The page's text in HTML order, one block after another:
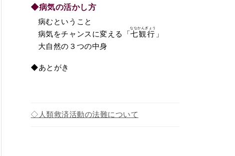
◆病気の活かし方
病むということ
病気をチャンスに変える「七観行
ななかんぎょう
」
大自然の３つの中身
◆あとがき
◇人類救済活動の法難について